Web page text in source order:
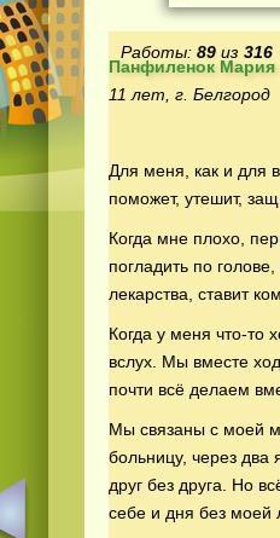
Работы: 89 из 316
Панфиленок Мария
11 лет, г. Белгород
Для меня, как и для
поможет, утешит,
Когда мне плохо,
погладить по
лекарства, ставит
Когда у меня что-то
вслух. Мы вместе
почти всё делаем
Мы связаны с моей
больницу, через
друг без друга. Но
себе и дня без моей